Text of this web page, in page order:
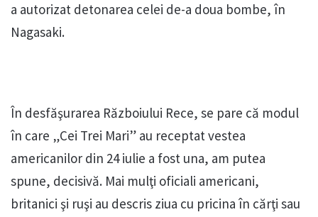
a autorizat detonarea celei de-a doua bombe, în
Nagasaki.
În desfăşurarea Războiului Rece, se pare că modul
în care „Cei Trei Mari” au receptat vestea
americanilor din 24 iulie a fost una, am putea
spune, decisivă. Mai mulţi oficiali americani,
britanici şi ruşi au descris ziua cu pricina în cărţi sau